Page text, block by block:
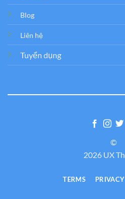
Blog
Liên hệ
Tuyển dụng
©
2026 UX
TERMS PRIVACY